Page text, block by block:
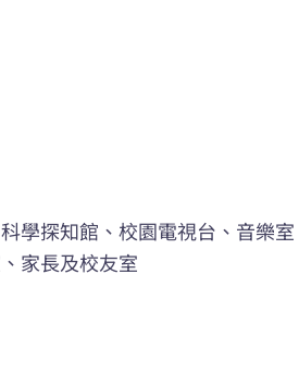
學探知館、校園電視台、音樂
家長及校友室